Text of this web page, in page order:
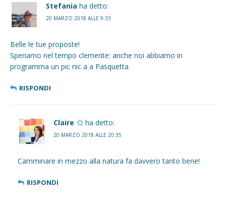
Stefania ha detto:
20 MARZO 2018 ALLE 9:33
Belle le tue proposte!
Speriamo nel tempo clemente: anche noi abbiamo in
programma un pic nic a a Pasquetta
RISPONDI
Claire ha detto:
20 MARZO 2018 ALLE 20:35
Camminare in mezzo alla natura fa davvero tanto bene!
RISPONDI